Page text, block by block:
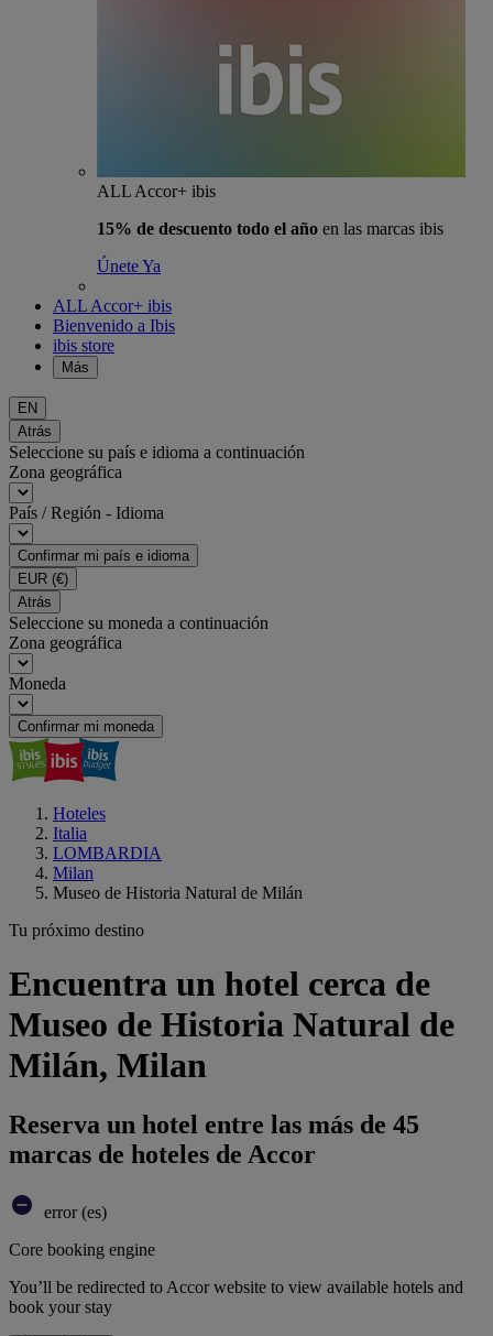
ALL Accor+ ibis
15% de descuento todo el año en las marcas ibis
Únete Ya
ALL Accor+ ibis
Bienvenido a Ibis
ibis store
Más
EN
Atrás
Seleccione su país e idioma a continuación
Zona geográfica
País / Región - Idioma
Confirmar mi país e idioma
EUR (€)
Atrás
Seleccione su moneda a continuación
Zona geográfica
Moneda
Confirmar mi moneda
Hoteles
Italia
LOMBARDIA
Milan
Museo de Historia Natural de Milán
Tu próximo destino
Encuentra un hotel cerca de
Museo de Historia Natural de
Milán, Milan
Reserva un hotel entre las más de 45
marcas de hoteles de Accor
error (es)
Core booking engine
You’ll be redirected to Accor website to view available hotels and
book your stay